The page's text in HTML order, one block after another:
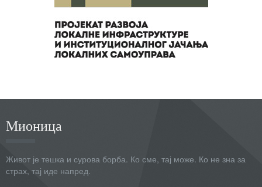
Мионица
Живот је тешка и сурова борба. Ко сме, тај може. Ко не зна за
страх, тај иде напред.